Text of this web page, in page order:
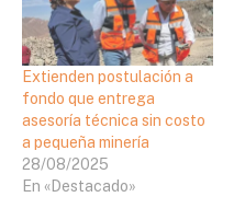
Extienden postulación a
fondo que entrega
asesoría técnica sin costo
a pequeña minería
28/08/2025
En «Destacado»